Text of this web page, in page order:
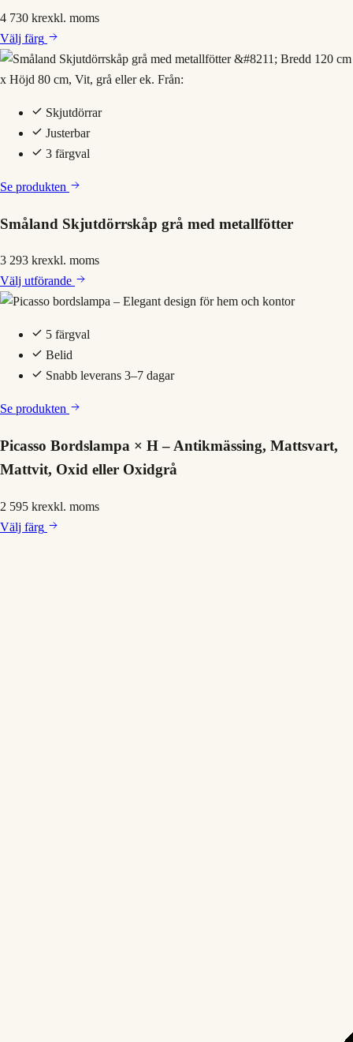
4 730 krexkl. moms
Välj färg
Skjutdörrar
Justerbar
3 färgval
Se produkten
Småland Skjutdörrskåp grå med metallfötter
3 293 krexkl. moms
Välj utförande
5 färgval
Belid
Snabb leverans 3–7 dagar
Se produkten
Picasso Bordslampa × H – Antikmässing, Mattsvart,
Mattvit, Oxid eller Oxidgrå
2 595 krexkl. moms
Välj färg